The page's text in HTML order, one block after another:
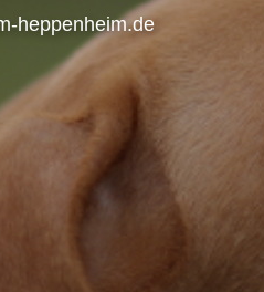
heppenheim.de